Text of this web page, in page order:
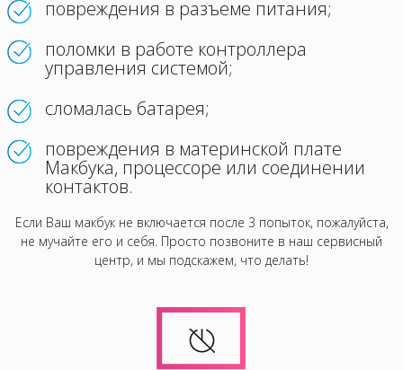
повреждения в разъеме питания;
поломки в работе контроллера
управления системой;
сломалась батарея;
повреждения в материнской плате
Макбука, процессоре или соединении
контактов.
Если Ваш макбук не включается после 3 попыток, пожалуйста,
не мучайте его и себя. Просто позвоните в наш сервисный
центр, и мы подскажем, что делать!